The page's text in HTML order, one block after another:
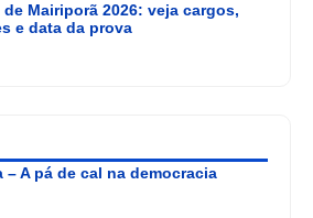
Mairiporã 2026: veja cargos,
e data da prova
– A pá de cal na democracia